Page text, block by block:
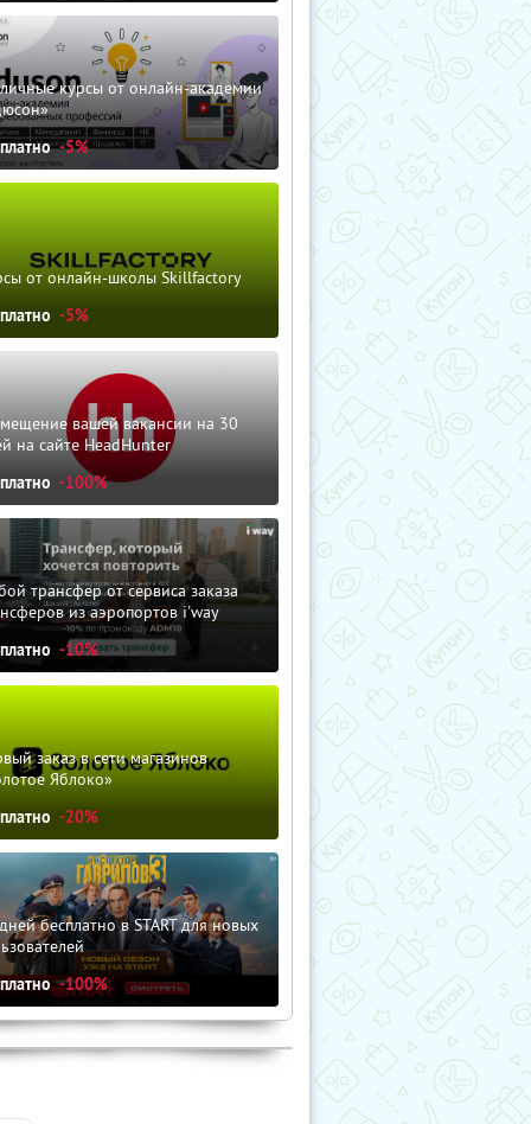
курсы от онлайн-академии
-5%
от онлайн-школы Skillfactory
-5%
вашей вакансии на 30
на сайте HeadHunter
-100%
трансфер от сервиса заказа
из аэропортов i'way
-10%
заказ в сети магазинов
Яблоко»
-20%
бесплатно в START для новых
-100%